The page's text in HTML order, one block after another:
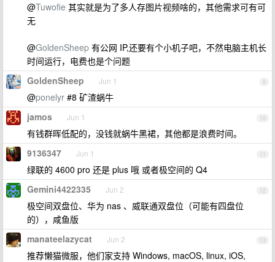
@Tuwofie 其实就是为了多人存图片视频啥的，其他需求可有可
无
@GoldenSheep 有公网 IP,还要有个小机子吧，不然电脑主机长
时间运行，电费也是个问题
9
GoldenSheep Jun 1
@ponelyr #8 矿渣蜗牛
10
jamos Jun 1
有钱群晖低配的，没钱就蜗牛黑裙，其他都是浪费时间。
11
9136347 Jun 1
绿联的 4600 pro 还是 plus 哦 或者极空间的 Q4
12
Gemini4422335 Jun 2
极空间双盘位、华为 nas 、威联通双盘位（可能有四盘位
的），咸鱼版
13
manateelazycat Jun 2
推荐懒猫微服，他们家支持 Windows, macOS, linux, iOS,